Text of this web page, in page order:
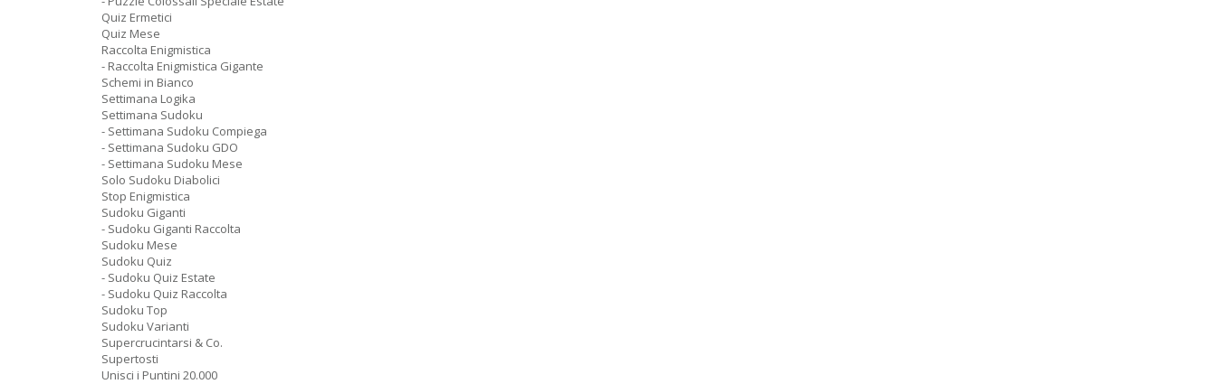
Quiz Ermetici
Quiz Mese
Raccolta Enigmistica
- Raccolta Enigmistica Gigante
Schemi in Bianco
Settimana Logika
Settimana Sudoku
- Settimana Sudoku Compiega
- Settimana Sudoku GDO
- Settimana Sudoku Mese
Solo Sudoku Diabolici
Stop Enigmistica
Sudoku Giganti
- Sudoku Giganti Raccolta
Sudoku Mese
Sudoku Quiz
- Sudoku Quiz Estate
- Sudoku Quiz Raccolta
Sudoku Top
Sudoku Varianti
Supercrucintarsi & Co.
Supertosti
Unisci i Puntini 20.000